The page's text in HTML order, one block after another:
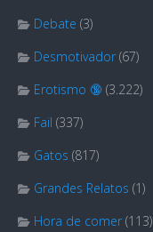
Debate (3)
Desmotivador (67)
Erotismo 🔞 (3.222)
Fail (337)
Gatos (817)
Grandes Relatos (1)
Hora de comer (113)